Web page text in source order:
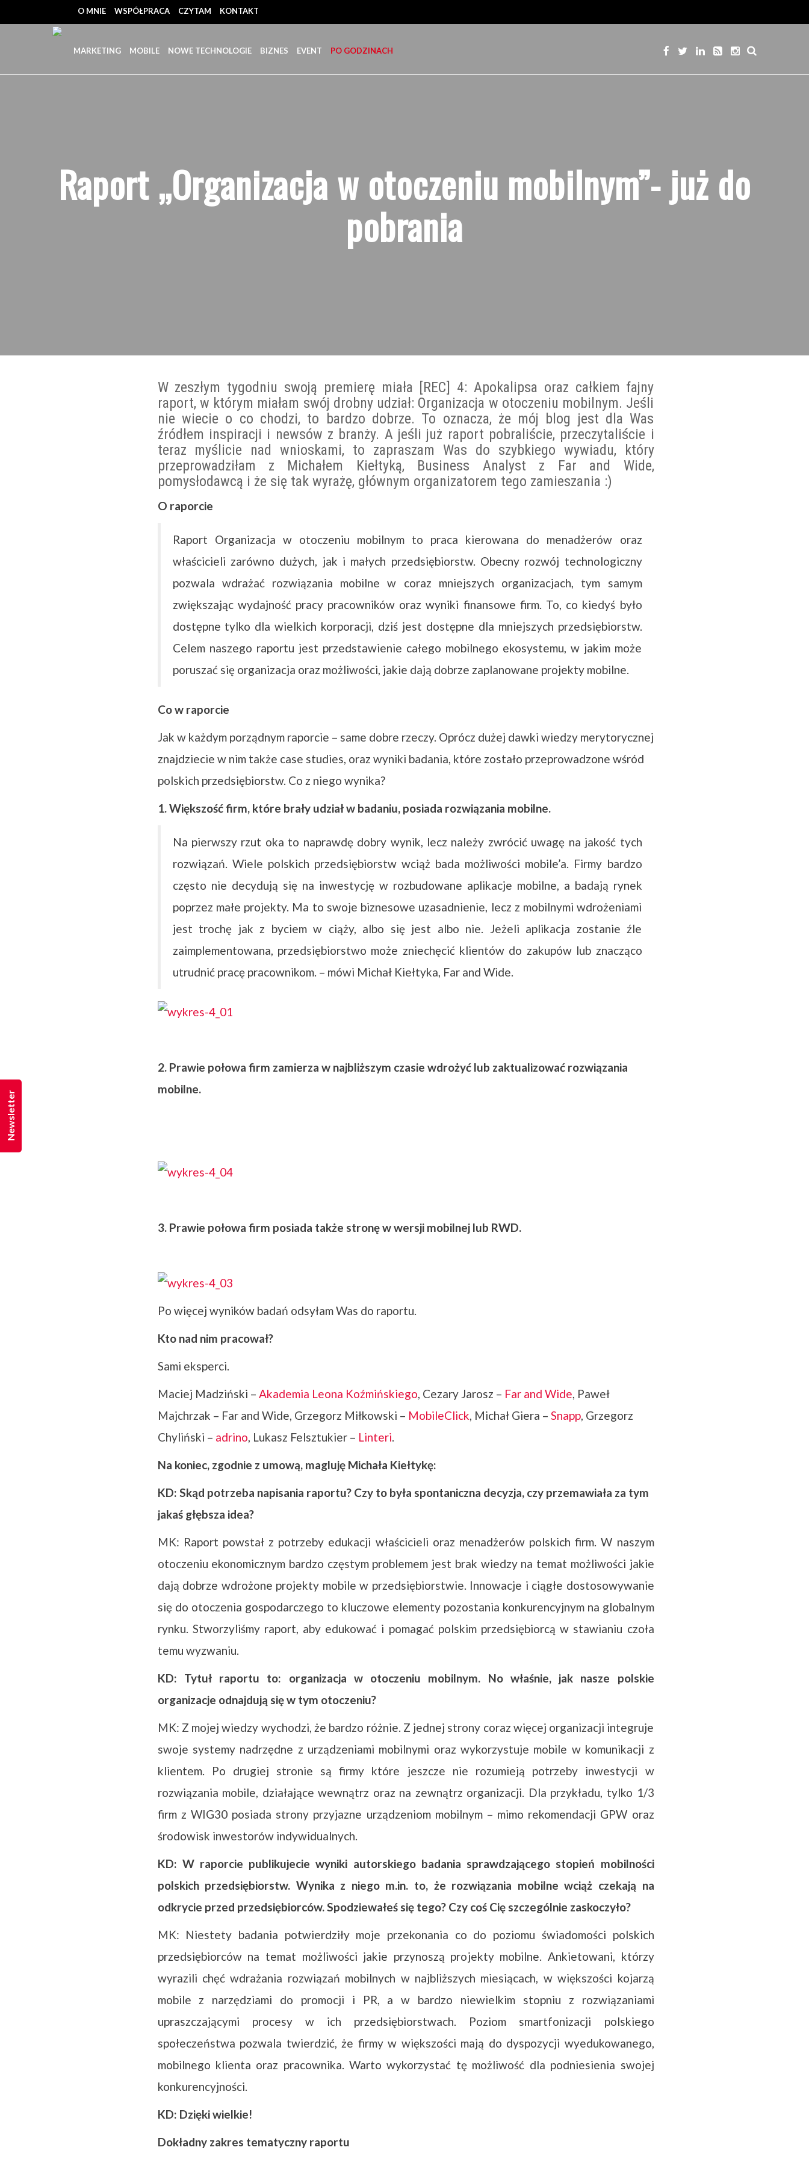
O MNIE WSPÓŁPRACA CZYTAM KONTAKT
MARKETING MOBILE NOWE TECHNOLOGIE BIZNES EVENT PO GODZINACH
Newsletter
Raport „Organizacja w otoczeniu mobilnym”- już do
pobrania
W zeszłym tygodniu swoją premierę miała [REC] 4: Apokalipsa oraz całkiem fajny
raport, w którym miałam swój drobny udział: Organizacja w otoczeniu mobilnym. Jeśli
nie wiecie o co chodzi, to bardzo dobrze. To oznacza, że mój blog jest dla Was
źródłem inspiracji i newsów z branży. A jeśli już raport pobraliście, przeczytaliście i
teraz myślicie nad wnioskami, to zapraszam Was do szybkiego wywiadu, który
przeprowadziłam z Michałem Kiełtyką, Business Analyst z Far and Wide,
pomysłodawcą i że się tak wyrażę, głównym organizatorem tego zamieszania :)
O raporcie
Raport Organizacja w otoczeniu mobilnym to praca kierowana do menadżerów oraz
właścicieli zarówno dużych, jak i małych przedsiębiorstw. Obecny rozwój technologiczny
pozwala wdrażać rozwiązania mobilne w coraz mniejszych organizacjach, tym samym
zwiększając wydajność pracy pracowników oraz wyniki finansowe firm. To, co kiedyś było
dostępne tylko dla wielkich korporacji, dziś jest dostępne dla mniejszych przedsiębiorstw.
Celem naszego raportu jest przedstawienie całego mobilnego ekosystemu, w jakim może
poruszać się organizacja oraz możliwości, jakie dają dobrze zaplanowane projekty mobilne.
Co w raporcie
Jak w każdym porządnym raporcie – same dobre rzeczy. Oprócz dużej dawki wiedzy merytorycznej
znajdziecie w nim także case studies, oraz wyniki badania, które zostało przeprowadzone wśród
polskich przedsiębiorstw. Co z niego wynika?
1. Większość firm, które brały udział w badaniu, posiada rozwiązania mobilne.
Na pierwszy rzut oka to naprawdę dobry wynik, lecz należy zwrócić uwagę na jakość tych
rozwiązań. Wiele polskich przedsiębiorstw wciąż bada możliwości mobile’a. Firmy bardzo
często nie decydują się na inwestycję w rozbudowane aplikacje mobilne, a badają rynek
poprzez małe projekty. Ma to swoje biznesowe uzasadnienie, lecz z mobilnymi wdrożeniami
jest trochę jak z byciem w ciąży, albo się jest albo nie. Jeżeli aplikacja zostanie źle
zaimplementowana, przedsiębiorstwo może zniechęcić klientów do zakupów lub znacząco
utrudnić pracę pracownikom. – mówi Michał Kiełtyka, Far and Wide.
2. Prawie połowa firm zamierza w najbliższym czasie wdrożyć lub zaktualizować rozwiązania
mobilne.
3. Prawie połowa firm posiada także stronę w wersji mobilnej lub RWD.
Po więcej wyników badań odsyłam Was do raportu.
Kto nad nim pracował?
Sami eksperci.
Maciej Madziński – Akademia Leona Koźmińskiego, Cezary Jarosz – Far and Wide, Paweł
Majchrzak – Far and Wide, Grzegorz Miłkowski – MobileClick, Michał Giera – Snapp, Grzegorz
Chyliński – adrino, Lukasz Felsztukier – Linteri.
Na koniec, zgodnie z umową, magluję Michała Kiełtykę:
KD: Skąd potrzeba napisania raportu? Czy to była spontaniczna decyzja, czy przemawiała za tym
jakaś głębsza idea?
MK: Raport powstał z potrzeby edukacji właścicieli oraz menadżerów polskich firm. W naszym
otoczeniu ekonomicznym bardzo częstym problemem jest brak wiedzy na temat możliwości jakie
dają dobrze wdrożone projekty mobile w przedsiębiorstwie. Innowacje i ciągłe dostosowywanie
się do otoczenia gospodarczego to kluczowe elementy pozostania konkurencyjnym na globalnym
rynku. Stworzyliśmy raport, aby edukować i pomagać polskim przedsiębiorcą w stawianiu czoła
temu wyzwaniu.
KD: Tytuł raportu to: organizacja w otoczeniu mobilnym. No właśnie, jak nasze polskie
organizacje odnajdują się w tym otoczeniu?
MK: Z mojej wiedzy wychodzi, że bardzo różnie. Z jednej strony coraz więcej organizacji integruje
swoje systemy nadrzędne z urządzeniami mobilnymi oraz wykorzystuje mobile w komunikacji z
klientem. Po drugiej stronie są firmy które jeszcze nie rozumieją potrzeby inwestycji w
rozwiązania mobile, działające wewnątrz oraz na zewnątrz organizacji. Dla przykładu, tylko 1/3
firm z WIG30 posiada strony przyjazne urządzeniom mobilnym – mimo rekomendacji GPW oraz
środowisk inwestorów indywidualnych.
KD: W raporcie publikujecie wyniki autorskiego badania sprawdzającego stopień mobilności
polskich przedsiębiorstw. Wynika z niego m.in. to, że rozwiązania mobilne wciąż czekają na
odkrycie przed przedsiębiorców. Spodziewałeś się tego? Czy coś Cię szczególnie zaskoczyło?
MK: Niestety badania potwierdziły moje przekonania co do poziomu świadomości polskich
przedsiębiorców na temat możliwości jakie przynoszą projekty mobilne. Ankietowani, którzy
wyrazili chęć wdrażania rozwiązań mobilnych w najbliższych miesiącach, w większości kojarzą
mobile z narzędziami do promocji i PR, a w bardzo niewielkim stopniu z rozwiązaniami
upraszczającymi procesy w ich przedsiębiorstwach. Poziom smartfonizacji polskiego
społeczeństwa pozwala twierdzić, że firmy w większości mają do dyspozycji wyedukowanego,
mobilnego klienta oraz pracownika. Warto wykorzystać tę możliwość dla podniesienia swojej
konkurencyjności.
KD: Dzięki wielkie!
Dokładny zakres tematyczny raportu